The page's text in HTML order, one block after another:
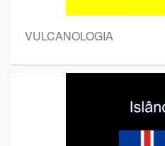
VULCANOLOGIA